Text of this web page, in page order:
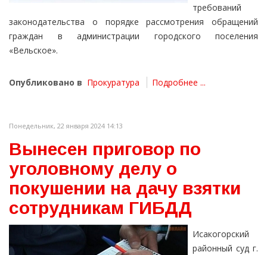
требований
законодательства о порядке рассмотрения обращений
граждан в администрации городского поселения
«Вельское».
Опубликовано в Прокуратура Подробнее ...
Понедельник, 22 января 2024 14:13
Вынесен приговор по
уголовному делу о
покушении на дачу взятки
сотрудникам ГИБДД
Исакогорский
районный суд г.